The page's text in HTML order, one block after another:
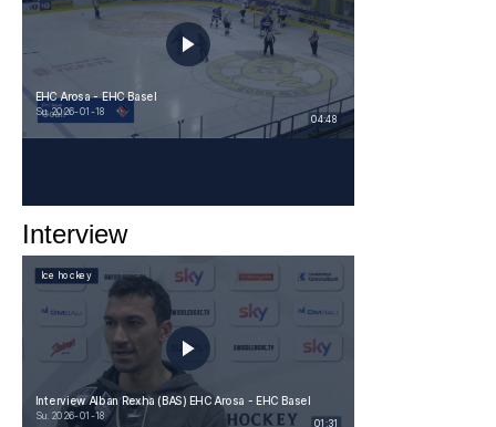
Interview